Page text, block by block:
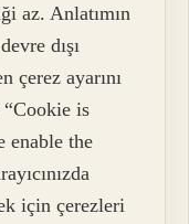
az. Anlatımın
dışı
çerez ayarını
is
enable the
için çerezleri